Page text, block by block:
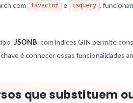
com
tsvector e tsquery ,
JSONB com índices GIN permite
é conhecer essas funcionalidades
que substituem